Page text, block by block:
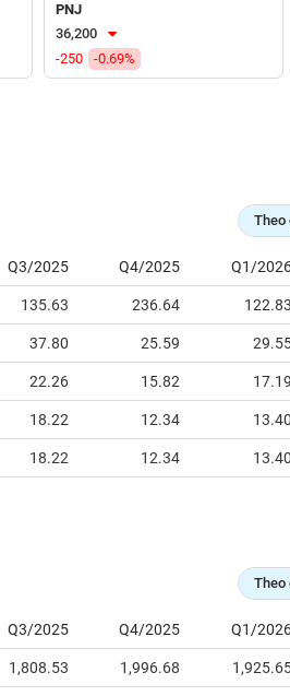
PNJ
36,200
-250
-0.69%
Theo
Q3/2025 Q4/2025 Q1/
135.63 236.64 122.83
37.80 25.59
22.26 15.82 17.19
18.22 12.34 13.40
18.22 12.34 13.40
Theo
Q3/2025 Q4/2025 Q1/
1,808.53 1,996.68